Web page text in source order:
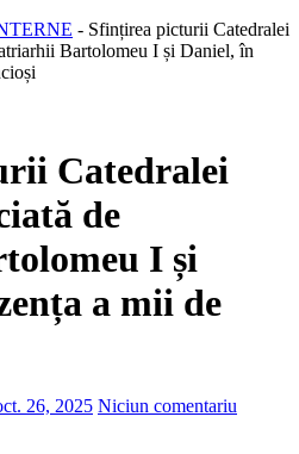
- Sfințirea picturii Catedralei
Bartolomeu I și Daniel, în
Catedralei
de
I și
a mii de
26, 2025 Niciun comentariu